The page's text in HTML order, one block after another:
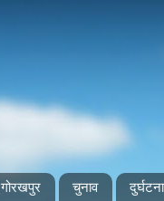
गोरखपुर चुनाव दुर्घटना